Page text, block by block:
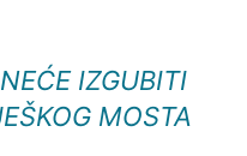
IZGUBITI
MOSTA